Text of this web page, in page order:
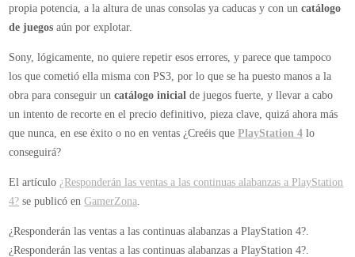
propia potencia, a la altura de unas consolas ya caducas y con uncatálogo
de juegos aún por explotar.
Sony, lógicamente, no quiere repetir esos errores, y parece que tampoco
los que cometió ella misma con PS3, por lo que se ha puesto manos a la
obra para conseguir uncatálogo inicial de juegos fuerte, y llevar a cabo
un intento de recorte en el precio definitivo, pieza clave, quizá ahora más
que nunca, en ese éxito o no en ventas ¿Creéis quePlayStation 4 lo
conseguirá?
El artículo ¿Responderán las ventas a las continuas alabanzas a PlayStation
4? se publicó enGamerZona.
¿Responderán las ventas a las continuas alabanzas a PlayStation 4?.
¿Responderán las ventas a las continuas alabanzas a PlayStation 4?.